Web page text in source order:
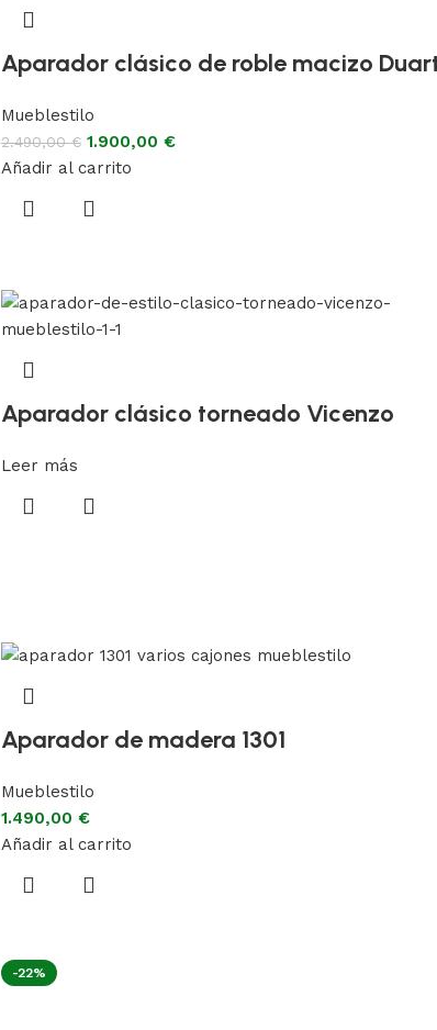
Aparador clásico de roble macizo
Mueblestilo
2.490,00€ 1.900,00 €
Añadir al carrito
Aparador clásico torneado Vicenzo
Leer más
Aparador de madera 1301
Mueblestilo
1.490,00 €
Añadir al carrito
-22%